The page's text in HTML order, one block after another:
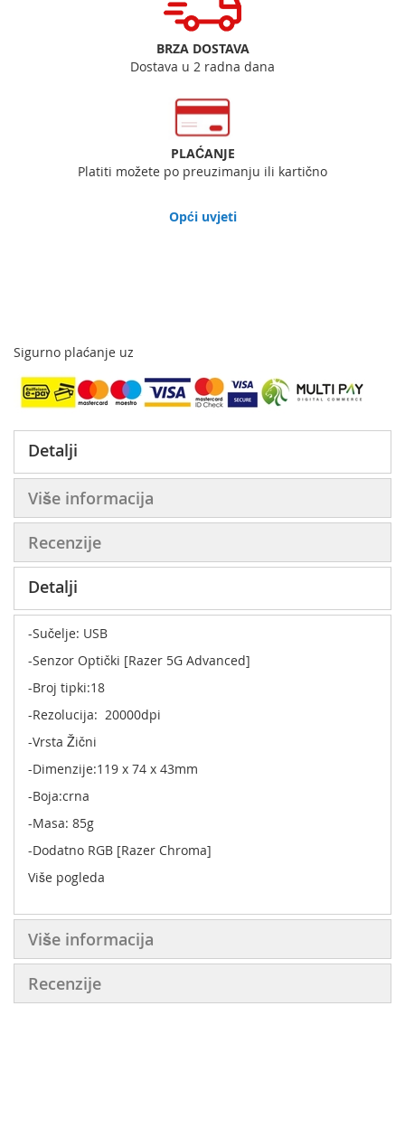
BRZA DOSTAVA
Dostava u 2 radna dana
PLAĆANJE
Platiti možete po preuzimanju ili kartično
Opći uvjeti
Sigurno plaćanje uz
Detalji
Više informacija
Recenzije
Detalji
-Sučelje: USB
-Senzor Optički [Razer 5G Advanced]
-Broj tipki:18
-Rezolucija: 20000dpi
-Vrsta Žični
-Dimenzije:119 x 74 x 43mm
-Boja:crna
-Masa: 85g
-Dodatno RGB [Razer Chroma]
Više pogleda
Više informacija
Recenzije